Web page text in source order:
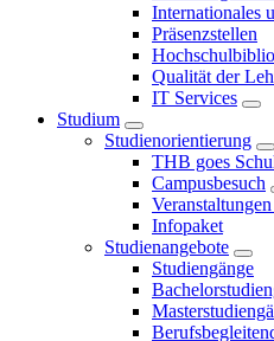
Internationales
Präsenzstellen
Qualität der
IT Services
Studium
Studienorientierung
THB goes
Campusbesuch
Infopaket
Studienangebote
Studiengänge